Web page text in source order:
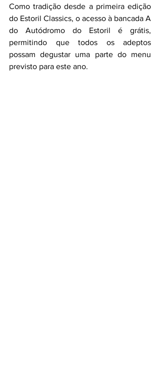
Como tradição desde a primeira edição
do Estoril Classics, o acesso à bancada A
do Autódromo do Estoril é grátis,
permitindo que todos os adeptos
possam degustar uma parte do menu
previsto para este ano.